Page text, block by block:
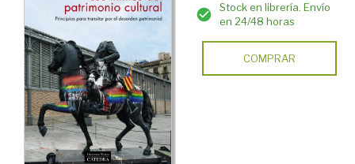
Stock en librería. Envío
en 24/48 horas
COMPRAR